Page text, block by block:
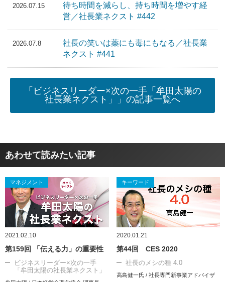
2026.07.15
待ち時間を減らし、持ち時間を増やす経
営／社長業ネクスト #442
2026.07.8
社長の笑いは薬にも毒にもなる／社長業
ネクスト #441
「ビジネスリーダー×次の一手「牟田太陽の
社長業ネクスト」」の記事一覧へ
あわせて読みたい記事
マネジメント
2021.02.10
第159回 「伝える力」の重要性
ビジネスリーダー×次の一手
「牟田太陽の社長業ネクスト」
キーワード
2020.01.21
第44回 CES 2020
社長のメシの種 4.0
高島健一氏 / 社長専門新事業アドバイザ